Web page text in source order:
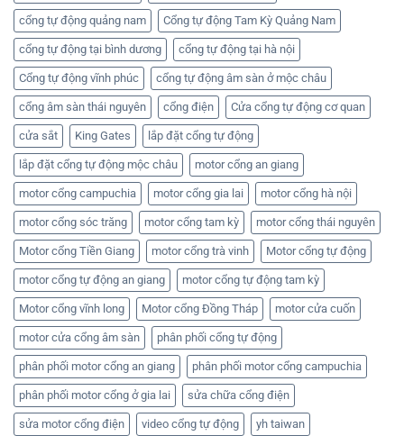
cổng tự động quảng nam Cổng tự động Tam Kỳ Quảng Nam
cổng tự động tại bình dương cổng tự động tại hà nội
Cổng tự động vĩnh phúc cổng tự động âm sàn ở mộc châu
cổng âm sàn thái nguyên cổng điện Cửa cổng tự động cơ quan
cửa sắt King Gates lắp đặt cổng tự động
lắp đặt cổng tự động mộc châu motor cổng an giang
motor cổng campuchia motor cổng gia lai motor cổng hà nội
motor cổng sóc trăng motor cổng tam kỳ motor cổng thái nguyên
Motor cổng Tiền Giang motor cổng trà vinh Motor cổng tự động
motor cổng tự động an giang motor cổng tự động tam kỳ
Motor cổng vĩnh long Motor cổng Đồng Tháp motor cửa cuốn
motor cửa cổng âm sàn phân phối cổng tự động
phân phối motor cổng an giang phân phối motor cổng campuchia
phân phối motor cổng ở gia lai sửa chữa cổng điện
sửa motor cổng điện video cổng tự động yh taiwan